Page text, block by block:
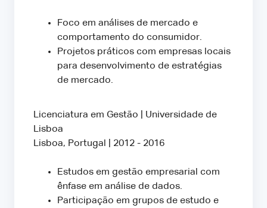
Foco em análises de mercado e
comportamento do consumidor.
Projetos práticos com empresas locais
para desenvolvimento de estratégias
de mercado.
Licenciatura em Gestão | Universidade de
Lisboa
Lisboa, Portugal | 2012 - 2016
Estudos em gestão empresarial com
ênfase em análise de dados.
Participação em grupos de estudo e